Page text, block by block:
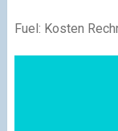
Fuel: Kosten